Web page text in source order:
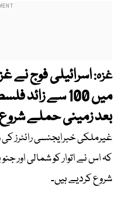
غزہ:اسرائیلی فوج نے
میں 100 سے
بعد زمینی حملے
غیرملکی خبرایجنسی رائٹرز
کہ اس نے اتوار کو شمالی اور
شروع کردیے ہیں۔